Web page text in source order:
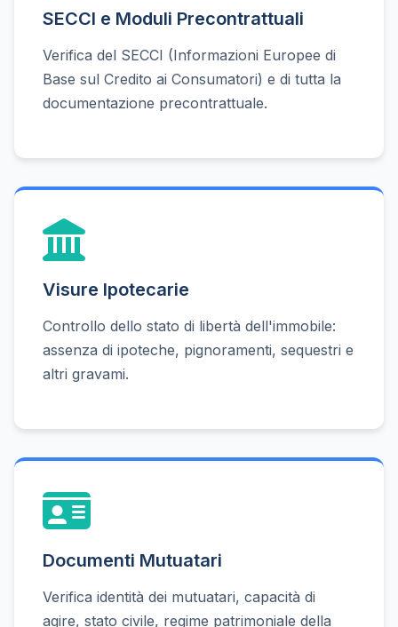
SECCI e Moduli Precontrattuali
Verifica del SECCI (Informazioni Europee di
Base sul Credito ai Consumatori) e di tutta la
documentazione precontrattuale.
Visure Ipotecarie
Controllo dello stato di libertà dell'immobile:
assenza di ipoteche, pignoramenti, sequestri e
altri gravami.
Documenti Mutuatari
Verifica identità dei mutuatari, capacità di
agire, stato civile, regime patrimoniale della